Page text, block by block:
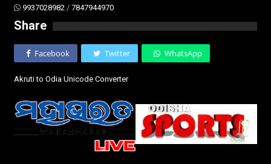
9937028982 / 7847944970
Share
Facebook Twitter WhatsApp
Akruti to Odia Unicode Converter